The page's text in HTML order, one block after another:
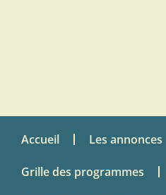
Accueil Les annonces
Grille des programmes